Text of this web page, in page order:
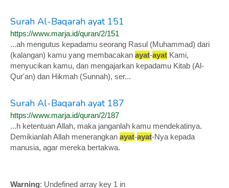
Surah Al-Baqarah ayat 151
https://www.marja.id/quran/2/151
...ah mengutus kepadamu seorang Rasul (Muhammad) dari
(kalangan) kamu yang membacakan ayat-ayat Kami,
menyucikan kamu, dan mengajarkan kepadamu Kitab (Al-
Qur'an) dan Hikmah (Sunnah), ser...
Surah Al-Baqarah ayat 187
https://www.marja.id/quran/2/187
...h ketentuan Allah, maka janganlah kamu mendekatinya.
Demikianlah Allah menerangkan ayat-ayat-Nya kepada
manusia, agar mereka bertakwa.
Warning: Undefined array key 1 in